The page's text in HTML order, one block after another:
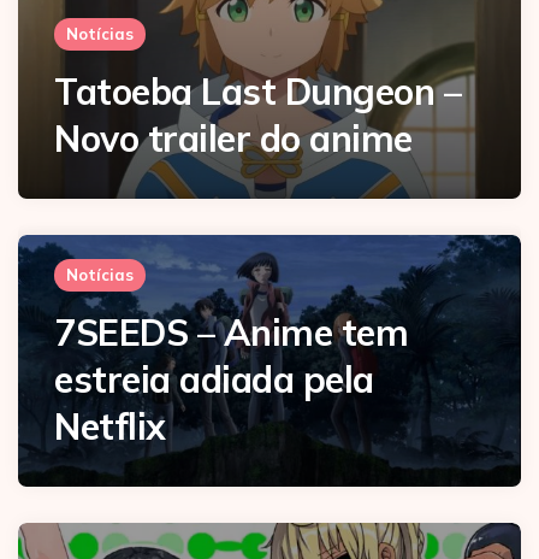
Notícias
Tatoeba Last Dungeon –
Novo trailer do anime
Notícias
7SEEDS – Anime tem
estreia adiada pela
Netflix